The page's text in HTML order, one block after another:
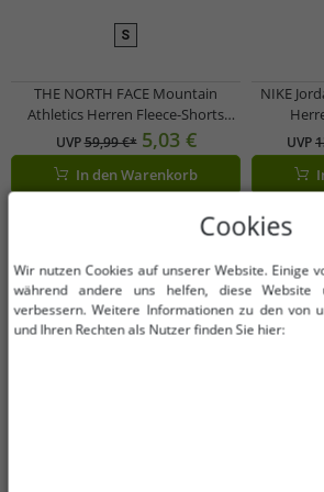
S
THE NORTH FACE Mountain
Athletics Herren Fleece-Shorts
sportliche Sommer-Hose mit
Eingrifftaschen NF0A82300EA1
Blau
UVP59,99 €* 5,03 €
In den Warenkorb
NIKE
Jacke
UVP
Cookies
Wir nutzen Cookies auf unserer Website. Einige
während andere uns helfen, diese
verbessern. Weitere Informationen zu den von
und Ihren Rechten als Nutzer finden Sie hier: